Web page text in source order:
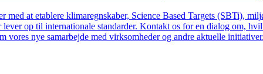
med at etablere klimaregnskaber, Science Based Targets (SBTi),
op til internationale standarder. Kontakt os for en dialog om,
vores nye samarbejde med virksomheder og andre aktuelle